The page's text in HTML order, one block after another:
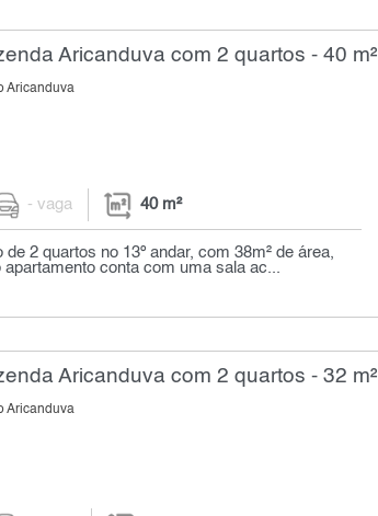
Aricanduva com 2 quartos - 40 m²
Aricanduva
- vaga 40 m²
2 quartos no 13º andar, com 38m² de área,
conta com uma sala ac...
Aricanduva com 2 quartos - 32 m²
Aricanduva